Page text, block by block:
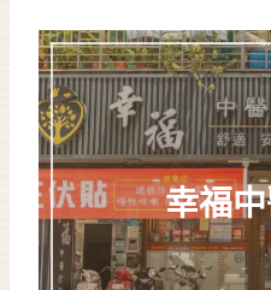
幸福